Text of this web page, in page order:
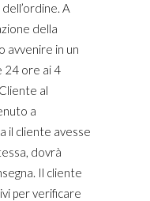
A
della
avvenire in un
24 ore ai 4
al
a
il cliente avesse
dovrà
Il cliente
per verificare